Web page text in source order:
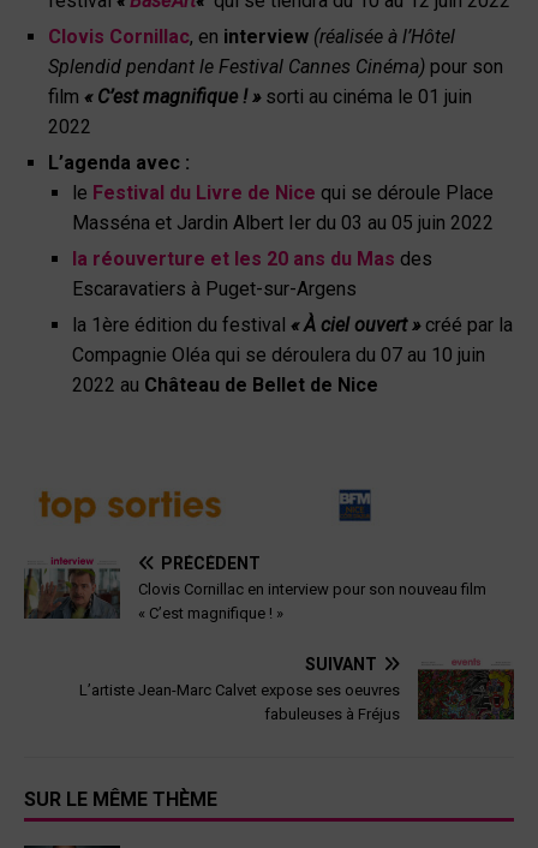
Clovis Cornillac, en interview (réalisée à l’Hôtel
Splendid pendant le Festival Cannes Cinéma) pour son
film « C’est magnifique ! »sorti au cinéma le 01 juin
2022
L’agenda avec :
le Festival du Livre de Nice qui se déroule Place
Masséna et Jardin Albert Ier du 03 au 05 juin 2022
la réouverture et les 20 ans du Mas des
Escaravatiers à Puget-sur-Argens
la 1ère édition du festival « À ciel ouvert »créé par la
Compagnie Oléa qui se déroulera du 07 au 10 juin
2022 au Château de Bellet de Nice
PRÉCÉDENT
Clovis Cornillac en interview pour son nouveau film
« C’est magnifique ! »
SUIVANT
L’artiste Jean-Marc Calvet expose ses oeuvres
fabuleuses à Fréjus
SUR LE MÊME THÈME